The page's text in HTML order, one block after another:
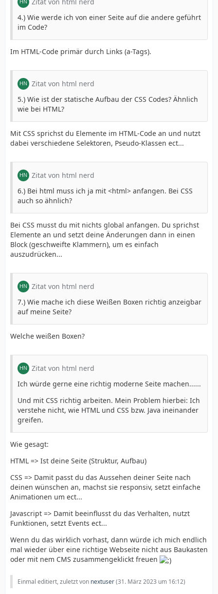
4.) Wie werde ich von einer Seite auf die andere geführt
im Code?
Im HTML-Code primär durch Links (a-Tags).
Zitat von html nerd
5.) Wie ist der statische Aufbau der CSS Codes? Ähnlich
wie bei HTML?
Mit CSS sprichst du Elemente im HTML-Code an und nutzt
dabei verschiedene Selektoren, Pseudo-Klassen ect...
Zitat von html nerd
6.) Bei html muss ich ja mit <html> anfangen. Bei CSS
auch so ähnlich?
Bei CSS musst du mit nichts global anfangen. Du sprichst
Elemente an und setzt deine Änderungen dann in einen
Block (geschweifte Klammern), um es einfach
auszudrücken...
Zitat von html nerd
7.) Wie mache ich diese Weißen Boxen richtig anzeigbar
auf meine Seite?
Welche weißen Boxen?
Zitat von html nerd
Ich würde gerne eine richtig moderne Seite machen......
Und mit CSS richtig arbeiten. Mein Problem hierbei: Ich
verstehe nicht, wie HTML und CSS bzw. Java ineinander
greifen.
Wie gesagt:
HTML => Ist deine Seite (Struktur, Aufbau)
CSS => Damit passt du das Aussehen deiner Seite nach
deinen wünschen an, machst sie responsiv, setzt einfache
Animationen um ect...
Javascript => Damit beeinflusst du das Verhalten, nutzt
Funktionen, setzt Events ect...
Wenn du das wirklich vorhast, dann würde ich mich endlich
mal wieder über eine richtige Webseite nicht aus Baukasten
oder mit nem CMS zusammengeklickt freuen
Einmal editiert, zuletzt von nextuser(31. März 2023 um 16:12)